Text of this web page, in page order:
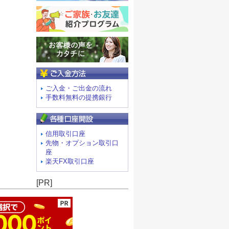
ご入金・ご出金の流れ
手数料無料の提携銀行
信用取引口座
先物・オプション取引口
座
楽天FX取引口座
[PR]